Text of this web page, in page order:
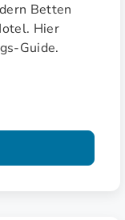
Betten
Hier
Guide.